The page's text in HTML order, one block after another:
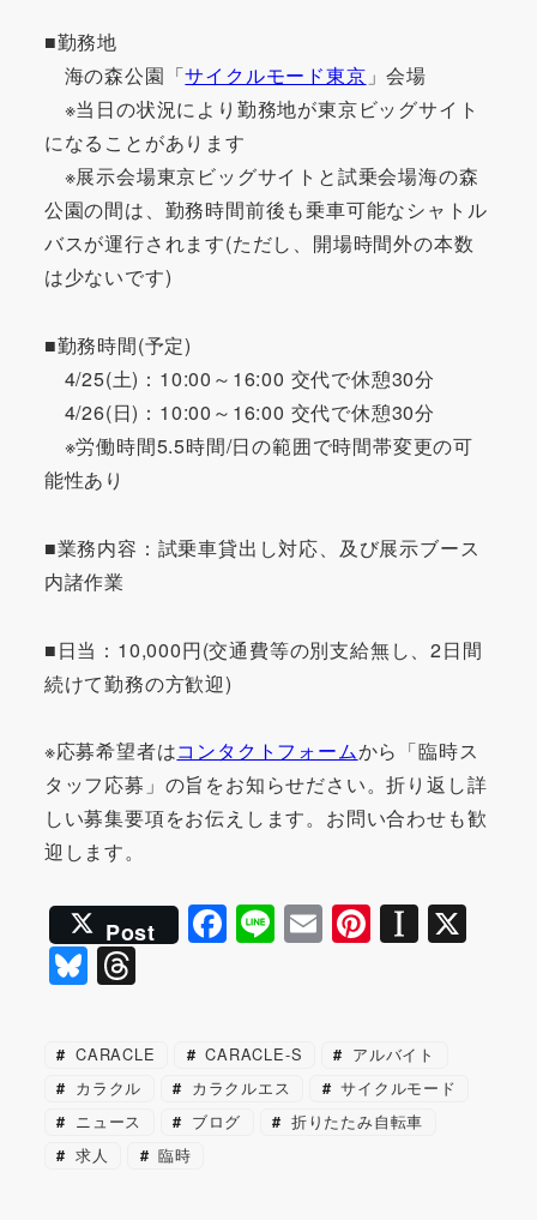
■勤務地
海の森公園「サイクルモード東京 」会場
※当日の状況により勤務地が東京ビッグサイト
になることがあります
※展示会場東京ビッグサイトと試乗会場海の森
公園の間は、勤務時間前後も乗車可能なシャトル
バスが運行されます(ただし、開場時間外の本数
は少ないです)
■勤務時間(予定)
4/25(土)：10:00～16:00 交代で休憩30分
4/26(日)：10:00～16:00 交代で休憩30分
※労働時間5.5時間/日の範囲で時間帯変更の可
能性あり
■業務内容：試乗車貸出し対応、及び展示ブース
内諸作業
■日当：10,000円(交通費等の別支給無し、2日間
続けて勤務の方歓迎)
※応募希望者はコンタクトフォームから「臨時ス
タッフ応募」の旨をお知らせださい。折り返し詳
しい募集要項をお伝えします。お問い合わせも歓
迎します。
Post F
a
e
b
o
Li
n
E
m
Pi
nt
e
st
In
st
p
a
p
Bl
u
e
s
k
y
T
e
a
d
s
CARACLE CARACLE-S
アルバイト
カラクル
カラクルエス
サイクルモード
ニュース
ブログ
折りたたみ自転車
求人
臨時